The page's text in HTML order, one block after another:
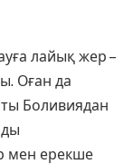
лайық жер –
Оған да
Боливиядан
мен ерекше